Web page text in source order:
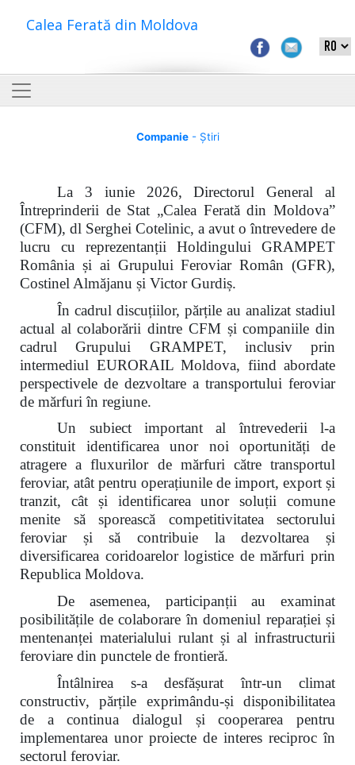
Calea Ferată din Moldova
Companie- Știri
La 3 iunie 2026, Directorul General al
Întreprinderii de Stat „Calea Ferată din Moldova”
(CFM), dl Serghei Cotelinic, a avut o întrevedere de
lucru cu reprezentanții Holdingului GRAMPET
România și ai Grupului Feroviar Român (GFR),
Costinel Almăjanu și Victor Gurdiș.
În cadrul discuțiilor, părțile au analizat stadiul
actual al colaborării dintre CFM și companiile din
cadrul Grupului GRAMPET, inclusiv prin
intermediul EURORAIL Moldova, fiind abordate
perspectivele de dezvoltare a transportului feroviar
de mărfuri în regiune.
Un subiect important al întrevederii l-a
constituit identificarea unor noi oportunități de
atragere a fluxurilor de mărfuri către transportul
feroviar, atât pentru operațiunile de import, export și
tranzit, cât și identificarea unor soluții comune
menite să sporească competitivitatea sectorului
feroviar și să contribuie la dezvoltarea și
diversificarea coridoarelor logistice de mărfuri prin
Republica Moldova.
De asemenea, participanții au examinat
posibilitățile de colaborare în domeniul reparației și
mentenanței materialului rulant și al infrastructurii
feroviare din punctele de frontieră.
Întâlnirea s-a desfășurat într-un climat
constructiv, părțile exprimându-și disponibilitatea
de a continua dialogul și cooperarea pentru
implementarea unor proiecte de interes reciproc în
sectorul feroviar.